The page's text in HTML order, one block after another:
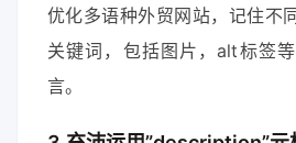
优化多语种外贸网站，记住不
关键词，包括图片，alt标签
言。